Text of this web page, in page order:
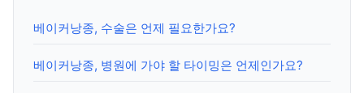
베이커낭종, 수술은 언제 필요한가요?
베이커낭종, 병원에 가야 할 타이밍은 언제인가요?